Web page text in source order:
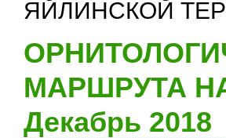
ЯЙЛИНСКОЙ
МАРШРУТА
Декабрь 2018